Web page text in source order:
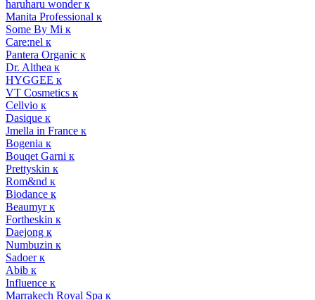
haruharu wonder к
Manita Professional к
Some By Mi к
Care:nel к
Pantera Organic к
Dr. Althea к
HYGGEE к
VT Cosmetics к
Cellvio к
Dasique к
Jmella in France к
Bogenia к
Bouqet Garni к
Prettyskin к
Rom&nd к
Biodance к
Beaumyr к
Fortheskin к
Daejong к
Numbuzin к
Sadoer к
Abib к
Influence к
Marrakech Royal Spa к